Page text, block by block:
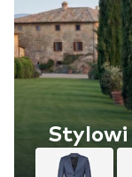
Stylowi